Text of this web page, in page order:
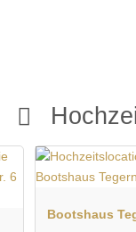
Bootshaus